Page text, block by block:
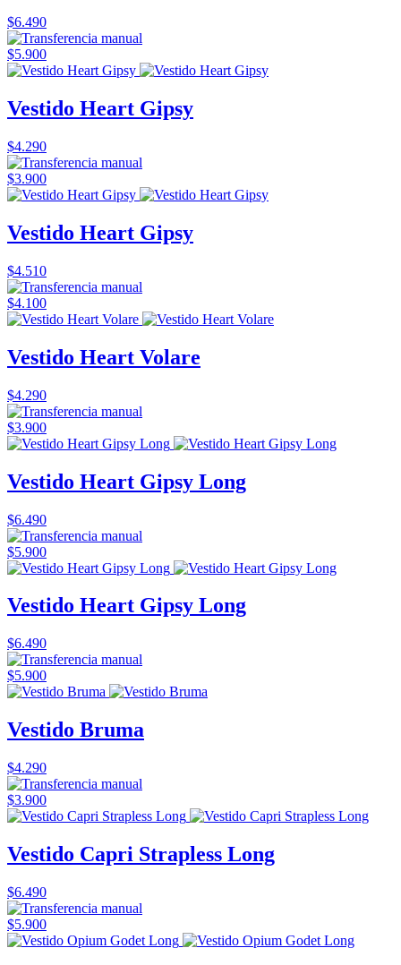
$6.490
$5.900
Vestido Heart Gipsy
$4.290
$3.900
Vestido Heart Gipsy
$4.510
$4.100
Vestido Heart Volare
$4.290
$3.900
Vestido Heart Gipsy Long
$6.490
$5.900
Vestido Heart Gipsy Long
$6.490
$5.900
Vestido Bruma
$4.290
$3.900
Vestido Capri Strapless Long
$6.490
$5.900